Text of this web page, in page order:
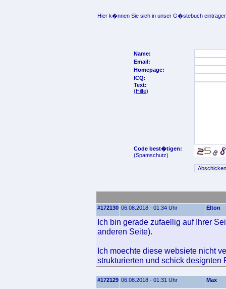
Hier k�nnen Sie sich in unser G�stebuch
Name:
Email:
Homepage:
ICQ:
Text:
(Hilfe)
Code best�tigen:
(Spamschutz)
#172130 06.08.2018 - 01:34 Uhr Elton
Ich bin gerade zufaellig auf Ihrer
anderen Seite).
Ich moechte diese websiete nicht
strukturierten und schick designten
#172129 06.08.2018 - 01:31 Uhr Max